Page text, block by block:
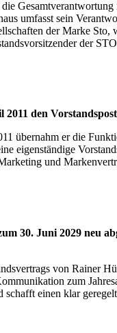
umfasst sein
der Marke
der
den
übernahm er die
eigenständige
und
Juni 2029 neu
von Rainer
zum
einen klar